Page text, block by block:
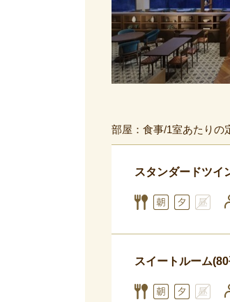
部屋：食事/1室あたりの
スタンダードツイ
スイートルーム